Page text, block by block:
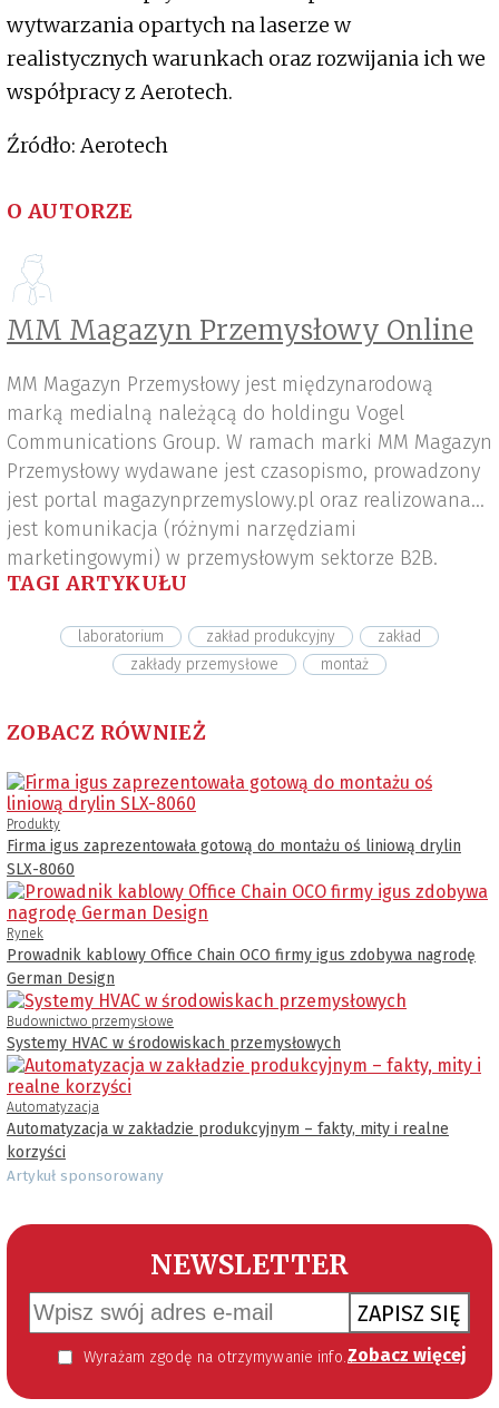
wytwarzania opartych na laserze w
realistycznych warunkach oraz rozwijania ich we
współpracy z Aerotech.
Źródło: Aerotech
O AUTORZE
MM Magazyn Przemysłowy Online
MM Magazyn Przemysłowy jest międzynarodową
marką medialną należącą do holdingu Vogel
Communications Group. W ramach marki MM Magazyn
Przemysłowy wydawane jest czasopismo, prowadzony
jest portal magazynprzemyslowy.pl oraz realizowana
jest komunikacja (różnymi narzędziami
marketingowymi) w przemysłowym sektorze B2B.
TAGI ARTYKUŁU
laboratorium zakład produkcyjny
zakład
zakłady przemysłowe
montaż
ZOBACZ RÓWNIEŻ
Produkty
Firma igus zaprezentowała gotową do montażu oś liniową drylin
SLX-8060
Rynek
Prowadnik kablowy Office Chain OCO firmy igus zdobywa nagrodę
German Design
Budownictwo przemysłowe
Systemy HVAC w środowiskach przemysłowych
Automatyzacja
Automatyzacja w zakładzie produkcyjnym – fakty, mity i realne
korzyści
Artykuł sponsorowany
NEWSLETTER
ZAPISZ SIĘ
Wyrażam zgodę na otrzymywanie informacji handlowej kierowanej do mnie za pomocą środków komunikacji elektronicznej w szczególności poczty elektronicznej zgodnie z przepisem art. 10 ust 2 ustawy z dnia 18 lipca 2002 roku o świadczeniu usług drogą elektroniczną (Dz. U. 144 z 2002 r. poz. 1204). Zgoda jest dobrowolna, jednak jej wyrażenie jest konieczne, aby otrzymywać newsletter. Zobacz więcej